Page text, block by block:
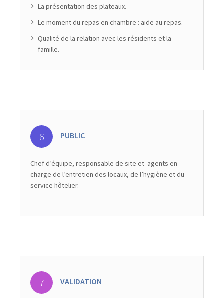
La présentation des plateaux.
Le moment du repas en chambre : aide au repas.
Qualité de la relation avec les résidents et la
famille.
PUBLIC
Chef d’équipe, responsable de site et agents en
charge de l’entretien des locaux, de l’hygiène et du
service hôtelier.
VALIDATION